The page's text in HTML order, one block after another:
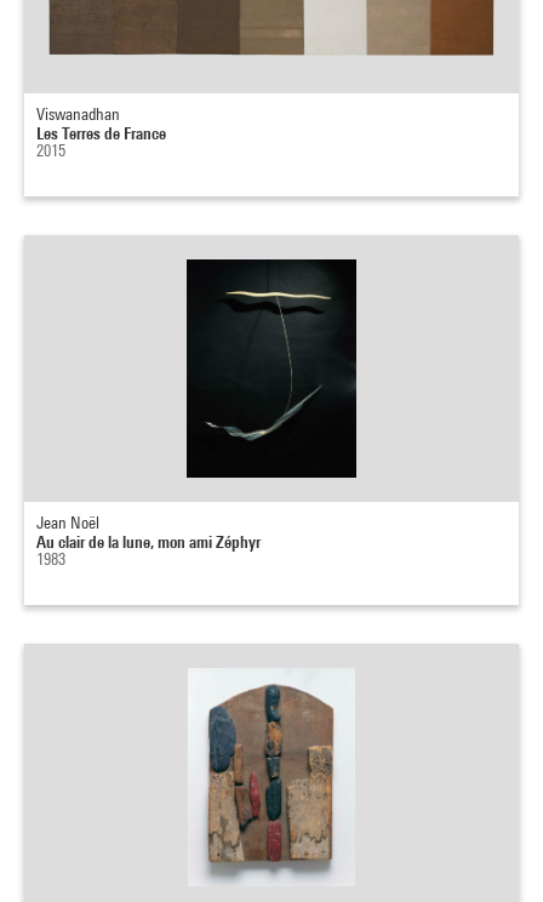
Viswanadhan
Les Terres de France
2015
Jean Noël
Au clair de la lune, mon ami Zéphyr
1983